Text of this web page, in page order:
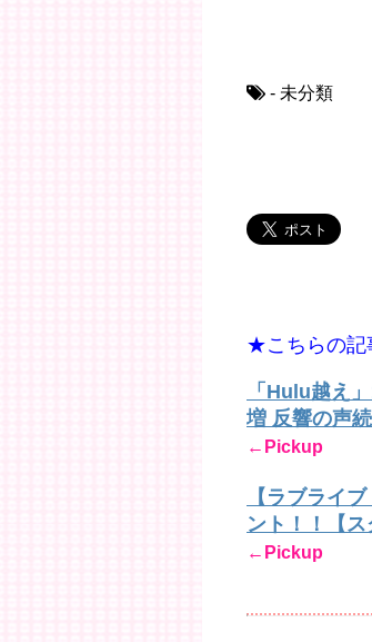
- 未分類
★こちらの記
「Hulu越え
増 反響の声
←Pickup
【ラブライ
ント！！【ス
←Pickup